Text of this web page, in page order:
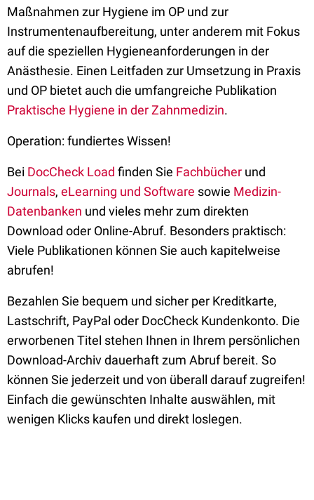
Maßnahmen zur Hygiene im OP und zur
Instrumentenaufbereitung, unter anderem mit Fokus
auf die speziellen Hygieneanforderungen in der
Anästhesie. Einen Leitfaden zur Umsetzung in Praxis
und OP bietet auch die umfangreiche Publikation
Praktische Hygiene in der Zahnmedizin.
Operation: fundiertes Wissen!
Bei DocCheck Load finden Sie Fachbücher und
Journals, eLearning und Software sowie Medizin-
Datenbanken und vieles mehr zum direkten
Download oder Online-Abruf. Besonders praktisch:
Viele Publikationen können Sie auch kapitelweise
abrufen!
Bezahlen Sie bequem und sicher per Kreditkarte,
Lastschrift, PayPal oder DocCheck Kundenkonto. Die
erworbenen Titel stehen Ihnen in Ihrem persönlichen
Download-Archiv dauerhaft zum Abruf bereit. So
können Sie jederzeit und von überall darauf zugreifen!
Einfach die gewünschten Inhalte auswählen, mit
wenigen Klicks kaufen und direkt loslegen.